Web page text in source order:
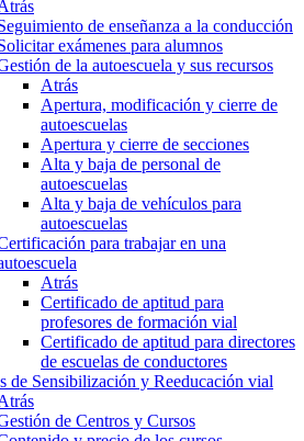
de enseñanza a la conducción
exámenes para alumnos
de la autoescuela y sus recursos
Atrás
Apertura, modificación y cierre de
autoescuelas
Apertura y cierre de secciones
Alta y baja de personal de
autoescuelas
Alta y baja de vehículos para
autoescuelas
para trabajar en una
Atrás
Certificado de aptitud para
profesores de formación vial
Certificado de aptitud para directores
de escuelas de conductores
de Sensibilización y Reeducación vial
de Centros y Cursos